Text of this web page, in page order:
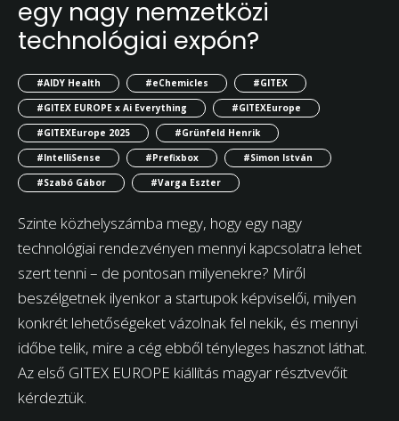
egy nagy nemzetközi
technológiai expón?
#AIDY Health #eChemicles
#GITEX
#GITEX EUROPE x Ai Everything
#GITEXEurope
#GITEXEurope 2025
#Grünfeld Henrik
#IntelliSense
#Prefixbox
#Simon István
#Szabó Gábor
#Varga Eszter
Szinte közhelyszámba megy, hogy egy nagy
technológiai rendezvényen mennyi kapcsolatra lehet
szert tenni – de pontosan milyenekre? Miről
beszélgetnek ilyenkor a startupok képviselői, milyen
konkrét lehetőségeket vázolnak fel nekik, és mennyi
időbe telik, mire a cég ebből tényleges hasznot láthat.
Az első GITEX EUROPE kiállítás magyar résztvevőit
kérdeztük.